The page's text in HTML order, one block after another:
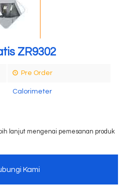
ZR9302
Pre Order
Calorimeter
lanjut mengenai pemesanan produk
Kami